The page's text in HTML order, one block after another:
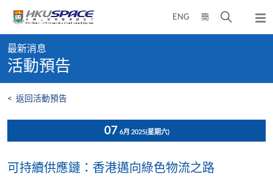
content
ENG 簡
開
彈
出
content
start
最新消息
活動預告
< 返回活動預告
07 6月 2025(星期六)
可持續供應鏈：香港邁向綠色物流之路